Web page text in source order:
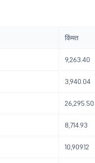
किंमत
9,263.40
3,940.04
26,295.50
8,714.93
10,909.12